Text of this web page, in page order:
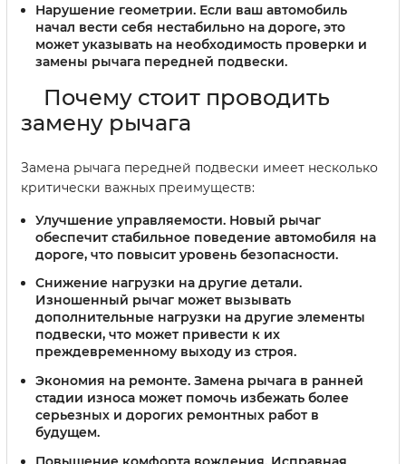
Нарушение геометрии. Если ваш автомобиль
начал вести себя нестабильно на дороге, это
может указывать на необходимость проверки и
замены рычага передней подвески.
Почему стоит проводить
замену рычага
Замена рычага передней подвески имеет несколько
критически важных преимуществ:
Улучшение управляемости. Новый рычаг
обеспечит стабильное поведение автомобиля на
дороге, что повысит уровень безопасности.
Снижение нагрузки на другие детали.
Изношенный рычаг может вызывать
дополнительные нагрузки на другие элементы
подвески, что может привести к их
преждевременному выходу из строя.
Экономия на ремонте. Замена рычага в ранней
стадии износа может помочь избежать более
серьезных и дорогих ремонтных работ в
будущем.